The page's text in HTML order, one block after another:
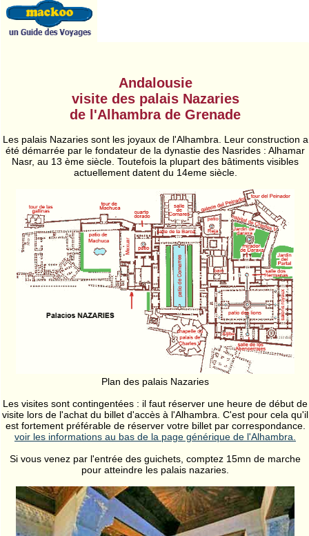
Andalousie
visite des palais Nazaries
de l'Alhambra de Grenade
Les palais Nazaries sont les joyaux de l'Alhambra. Leur construction a
été démarrée par le fondateur de la dynastie des Nasrides : Alhamar
Nasr, au 13 ème siècle. Toutefois la plupart des bâtiments visibles
actuellement datent du 14eme siècle.
Plan des palais Nazaries
Les visites sont contingentées : il faut réserver une heure de début de
visite lors de l'achat du billet d'accès à l'Alhambra. C'est pour cela qu'il
est fortement préférable de réserver votre billet par correspondance.
voir les informations au bas de la page générique de l'Alhambra.
Si vous venez par l'entrée des guichets, comptez 15mn de marche
pour atteindre les palais nazaries.